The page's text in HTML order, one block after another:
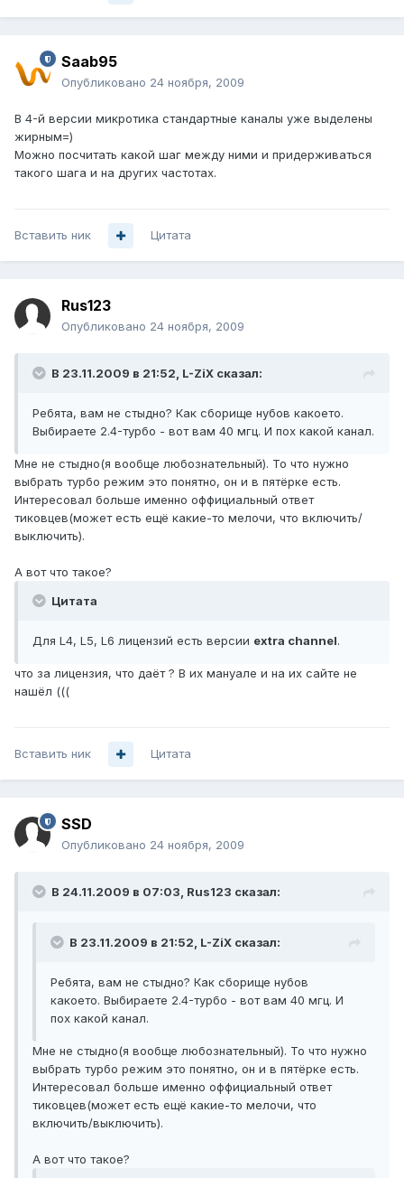
Saab95
Опубликовано 24 ноября, 2009
В 4-й версии микротика стандартные каналы уже выделены
жирным=)
Можно посчитать какой шаг между ними и придерживаться
такого шага и на других частотах.
Вставить ник Цитата
Rus123
Опубликовано 24 ноября, 2009
В 23.11.2009 в 21:52, L-ZiX сказал:
Ребята, вам не стыдно? Как сборище нубов какоето.
Выбираете 2.4-турбо - вот вам 40 мгц. И пох какой канал.
Мне не стыдно(я вообще любознательный). То что нужно
выбрать турбо режим это понятно, он и в пятёрке есть.
Интересовал больше именно оффициальный ответ
тиковцев(может есть ещё какие-то мелочи, что включить/
выключить).
А вот что такое?
Цитата
Для L4, L5, L6 лицензий есть версии extra channel.
что за лицензия, что даёт ? В их мануале и на их сайте не
нашёл (((
Вставить ник Цитата
SSD
Опубликовано 24 ноября, 2009
В 24.11.2009 в 07:03, Rus123 сказал:
В 23.11.2009 в 21:52, L-ZiX сказал:
Ребята, вам не стыдно? Как сборище нубов
какоето. Выбираете 2.4-турбо - вот вам 40 мгц. И
пох какой канал.
Мне не стыдно(я вообще любознательный). То что нужно
выбрать турбо режим это понятно, он и в пятёрке есть.
Интересовал больше именно оффициальный ответ
тиковцев(может есть ещё какие-то мелочи, что
включить/выключить).
А вот что такое?